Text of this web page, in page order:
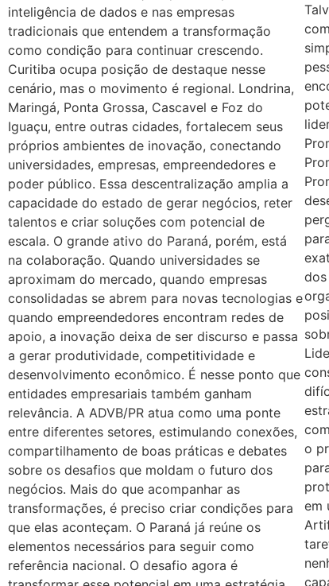
inteligência de dados e nas empresas
tradicionais que entendem a transformação
como condição para continuar crescendo.
Curitiba ocupa posição de destaque nesse
cenário, mas o movimento é regional. Londrina,
Maringá, Ponta Grossa, Cascavel e Foz do
Iguaçu, entre outras cidades, fortalecem seus
próprios ambientes de inovação, conectando
universidades, empresas, empreendedores e
poder público. Essa descentralização amplia a
capacidade do estado de gerar negócios, reter
talentos e criar soluções com potencial de
escala. O grande ativo do Paraná, porém, está
na colaboração. Quando universidades se
aproximam do mercado, quando empresas
consolidadas se abrem para novas tecnologias e
quando empreendedores encontram redes de
apoio, a inovação deixa de ser discurso e passa
a gerar produtividade, competitividade e
desenvolvimento econômico. É nesse ponto que
entidades empresariais também ganham
relevância. A ADVB/PR atua como uma ponte
entre diferentes setores, estimulando conexões,
compartilhamento de boas práticas e debates
sobre os desafios que moldam o futuro dos
negócios. Mais do que acompanhar as
transformações, é preciso criar condições para
que elas aconteçam. O Paraná já reúne os
elementos necessários para seguir como
referência nacional. O desafio agora é
o
em